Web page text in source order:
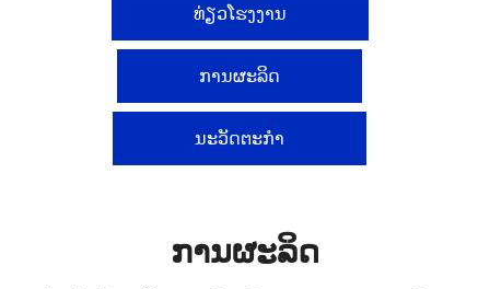
ທ່ຽວໂຮງງານ
ການຜະລິດ
ນະວັດຕະກໍາ
ການຜະລິດ